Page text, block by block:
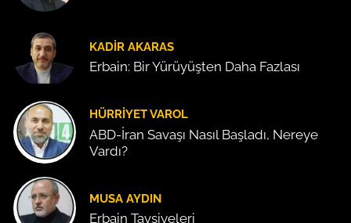
KADIR AKARAS
Erbain: Bir Yürüyüşten Daha Fazlası
HÜRRIYET VAROL
ABD-İran Savaşı Nasıl Başladı, Nereye
Vardı?
MUSA AYDIN
Erbain Tavsiyeleri